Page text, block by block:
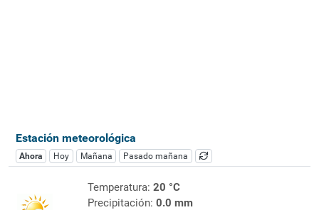
Estación meteorológica
Ahora Hoy Mañana Pasado mañana
Temperatura: 20 °C
Precipitación: 0.0 mm